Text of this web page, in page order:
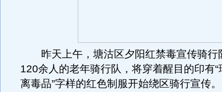
昨天上午，塘沽区夕阳红禁毒宣传骑行
120余人的老年骑行队，将穿着醒目的印有
离毒品”字样的红色制服开始绕区骑行宣传